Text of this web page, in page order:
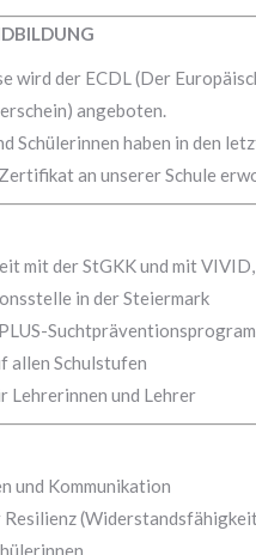
wird der ECDL (Der
angeboten.
Schülerinnen haben in den
an unserer Schule
mit der StGKK und mit
in der Steiermark
allen Schulstufen
Lehrerinnen und Lehrer
und Kommunikation
Resilienz